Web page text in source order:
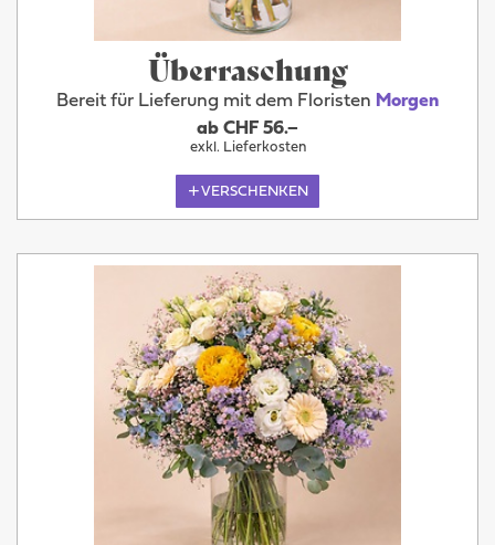
Überraschung
Bereit für Lieferung mit dem Floristen Morgen
ab CHF 56.–
exkl. Lieferkosten
VERSCHENKEN